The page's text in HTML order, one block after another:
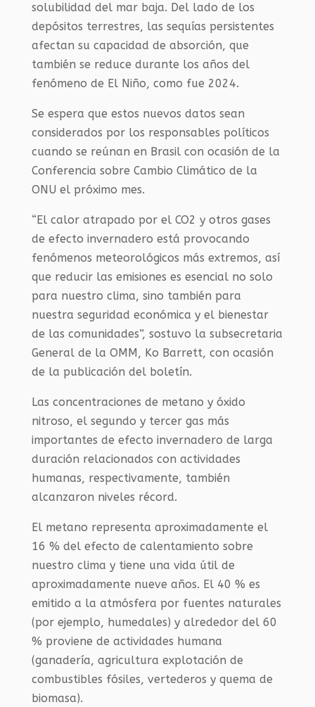
solubilidad del mar baja. Del lado de los
depósitos terrestres, las sequías persistentes
afectan su capacidad de absorción, que
también se reduce durante los años del
fenómeno de El Niño, como fue 2024.
Se espera que estos nuevos datos sean
considerados por los responsables políticos
cuando se reúnan en Brasil con ocasión de la
Conferencia sobre Cambio Climático de la
ONU el próximo mes.
“El calor atrapado por el CO2 y otros gases
de efecto invernadero está provocando
fenómenos meteorológicos más extremos, así
que reducir las emisiones es esencial no solo
para nuestro clima, sino también para
nuestra seguridad económica y el bienestar
de las comunidades”, sostuvo la subsecretaria
General de la OMM, Ko Barrett, con ocasión
de la publicación del boletín.
Las concentraciones de metano y óxido
nitroso, el segundo y tercer gas más
importantes de efecto invernadero de larga
duración relacionados con actividades
humanas, respectivamente, también
alcanzaron niveles récord.
El metano representa aproximadamente el
16 % del efecto de calentamiento sobre
nuestro clima y tiene una vida útil de
aproximadamente nueve años. El 40 % es
emitido a la atmósfera por fuentes naturales
(por ejemplo, humedales) y alrededor del 60
% proviene de actividades humana
(ganadería, agricultura explotación de
combustibles fósiles, vertederos y quema de
biomasa).